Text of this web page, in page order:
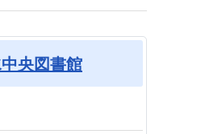
央図書館